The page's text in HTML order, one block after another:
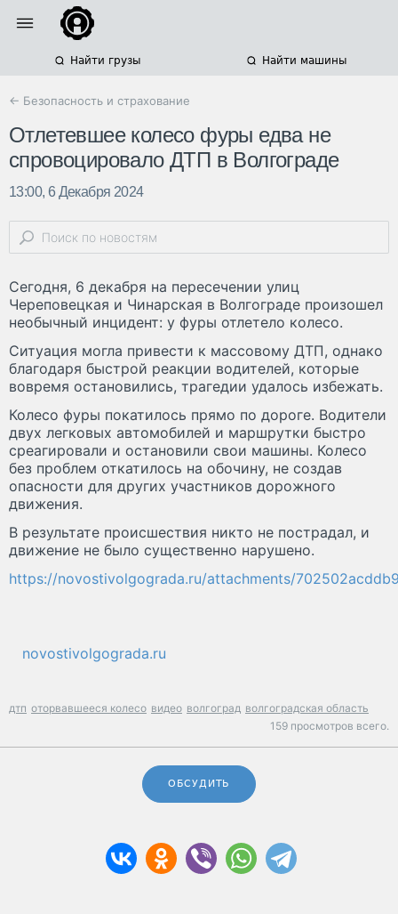
Найти грузы Найти машины
← Безопасность и страхование
Отлетевшее колесо фуры едва не
спровоцировало ДТП в Волгограде
13:00, 6 Декабря 2024
Сегодня, 6 декабря на пересечении улиц
Череповецкая и Чинарская в Волгограде произошел
необычный инцидент: у фуры отлетело колесо.
Ситуация могла привести к массовому ДТП, однако
благодаря быстрой реакции водителей, которые
вовремя остановились, трагедии удалось избежать.
Колесо фуры покатилось прямо по дороге. Водители
двух легковых автомобилей и маршрутки быстро
среагировали и остановили свои машины. Колесо
без проблем откатилось на обочину, не создав
опасности для других участников дорожного
движения.
В результате происшествия никто не пострадал, и
движение не было существенно нарушено.
https://novostivolgograda.ru/attachments/
novostivolgograda.ru
дтп оторвавшееся колесо видео волгоград волгоградская область
159 просмотров всего.
ОБСУДИТЬ